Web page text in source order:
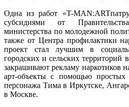
Одна из работ «T-
субсидиями от
министерства по молодежной
также от Центра профилактики
проект стал лучшим в
городских и сельских территорий
закрашивают рекламу наркотиков
арт-объекты с помощью простых
персонажа Тима в Иркутске,
в Москве.